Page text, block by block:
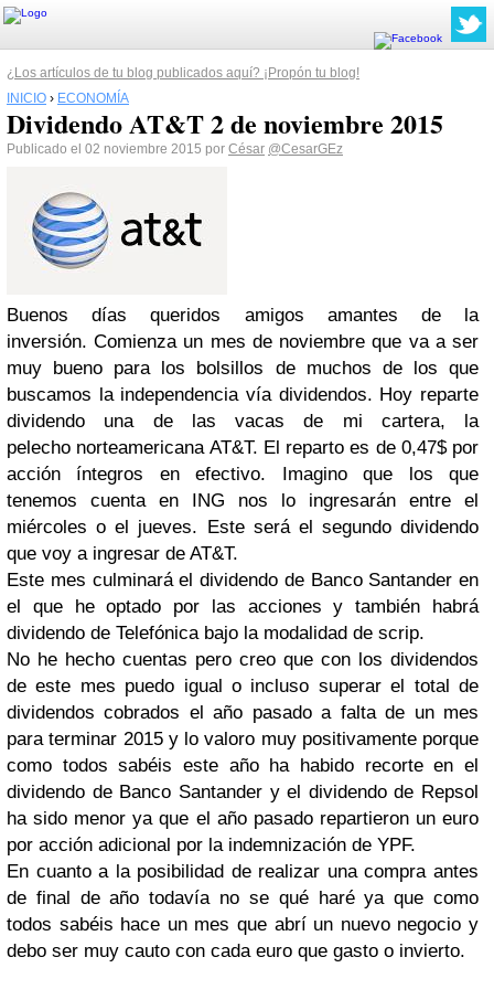
¿Los artículos de tu blog publicados aquí? ¡Propón tu blog!
INICIO › ECONOMÍA
Dividendo AT&T 2 de noviembre 2015
Publicado el 02 noviembre 2015 por César @CesarGEz
Buenos días queridos amigos amantes de la
inversión. Comienza un mes de noviembre que va a ser
muy bueno para los bolsillos de muchos de los que
buscamos la independencia vía dividendos. Hoy reparte
dividendo una de las vacas de mi cartera, la
pelecho norteamericana AT&T. El reparto es de 0,47$ por
acción íntegros en efectivo. Imagino que los que
tenemos cuenta en ING nos lo ingresarán entre el
miércoles o el jueves. Este será el segundo dividendo
que voy a ingresar de AT&T.
Este mes culminará el dividendo de Banco Santander en
el que he optado por las acciones y también habrá
dividendo de Telefónica bajo la modalidad de scrip.
No he hecho cuentas pero creo que con los dividendos
de este mes puedo igual o incluso superar el total de
dividendos cobrados el año pasado a falta de un mes
para terminar 2015 y lo valoro muy positivamente porque
como todos sabéis este año ha habido recorte en el
dividendo de Banco Santander y el dividendo de Repsol
ha sido menor ya que el año pasado repartieron un euro
por acción adicional por la indemnización de YPF.
En cuanto a la posibilidad de realizar una compra antes
de final de año todavía no se qué haré ya que como
todos sabéis hace un mes que abrí un nuevo negocio y
debo ser muy cauto con cada euro que gasto o invierto.